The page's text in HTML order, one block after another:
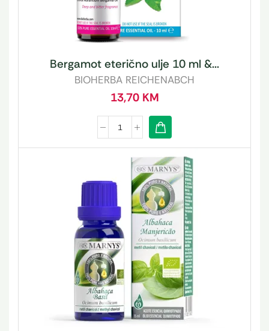
Bergamot eterično ulje 10 ml &...
BIOHERBA REICHENABCH
13,70 KM